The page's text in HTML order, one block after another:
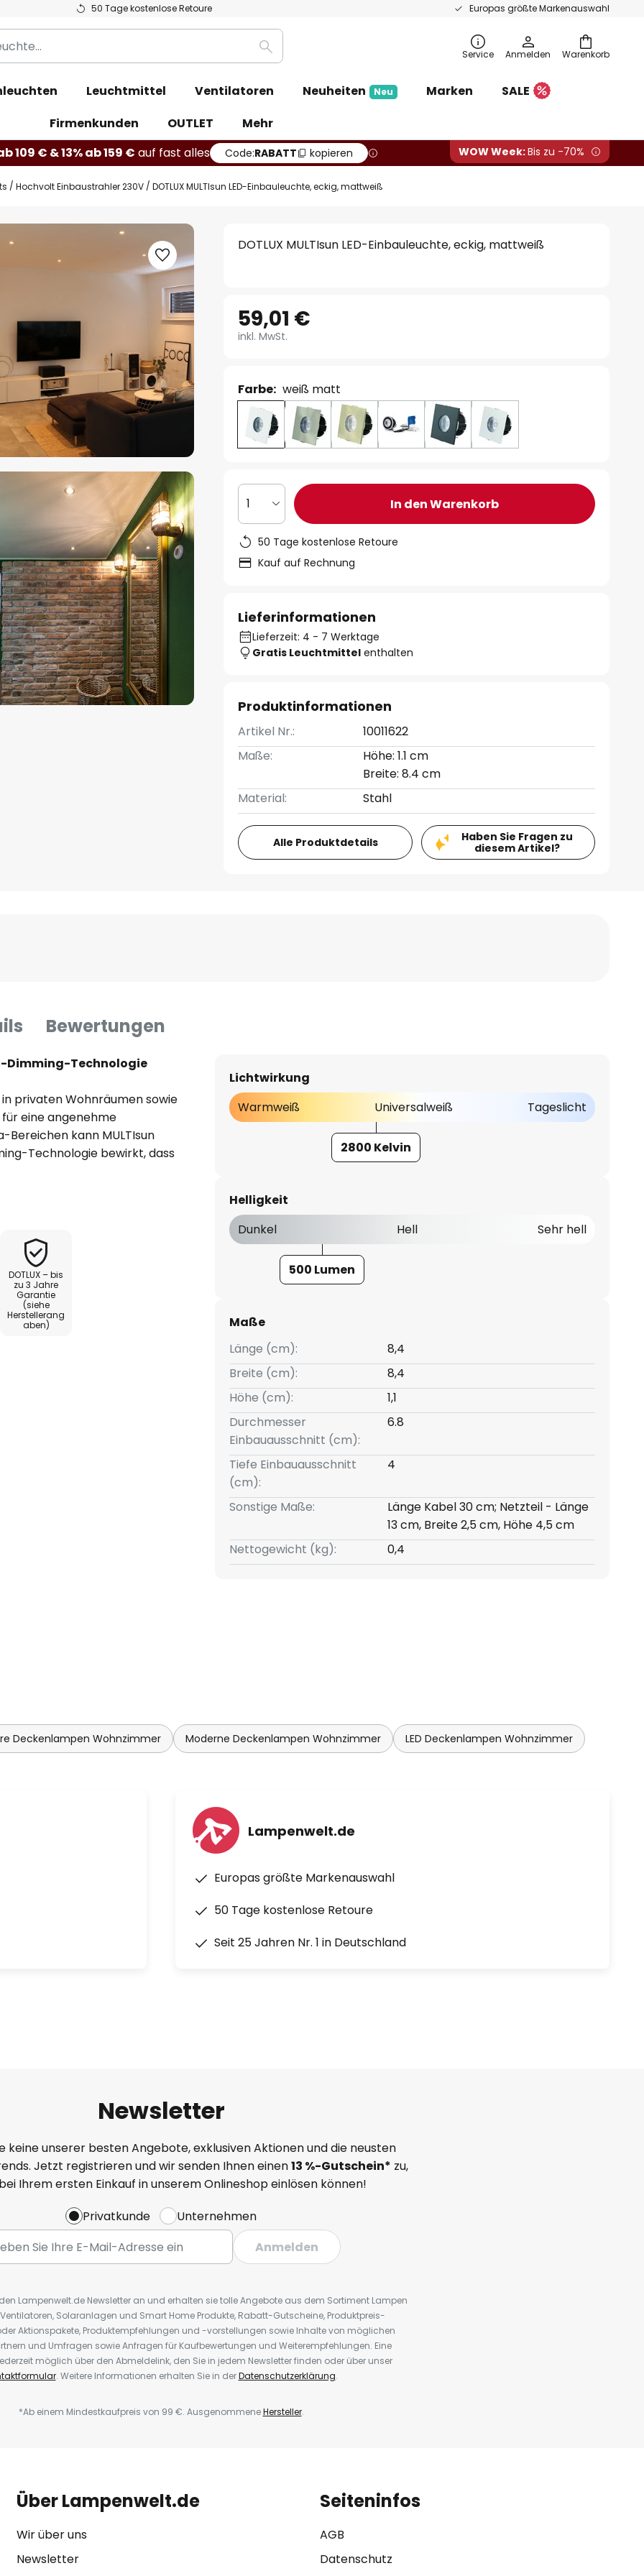
50 Tage kostenlose Retoure Europas größte Markenauswahl
Warenkorb
Suche Service Anmelden
Leuchtmittel Ventilatoren Neuheiten Neu Marken
SALE
Firmenkunden
OUTLET
Mehr
109 € & 13% ab 159 € auf fast alles Code:RABATT kopieren WOW Week:Bis zu -70%
Hochvolt Einbaustrahler 230V DOTLUX MULTIsun LED-Einbauleuchte, eckig, mattweiß
DOTLUX MULTIsun LED-Einbauleuchte, eckig, mattweiß
59,01 €
inkl. MwSt.
Farbe: weiß matt
1 In den Warenkorb
50 Tage kostenlose Retoure
Kauf auf Rechnung
Lieferinformationen
Lieferzeit: 4 - 7 Werktage
Gratis Leuchtmittel enthalten
Produktinformationen
Artikel Nr.:
10011622
Maße:
Höhe: 1.1 cm
Breite: 8.4 cm
Material:
Stahl
Alle Produktdetails
Haben Sie Fragen zu
diesem Artikel?
Bewertungen
Dimming-Technologie
in privaten Wohnräumen sowie
eine angenehme
Bereichen kann MULTIsun
Technologie bewirkt, dass
Lichts weiter
um das Design des
Phasenabschnitt)
DOTLUX – bis
zu 3 Jahre
Garantie
(siehe
Herstellerang
aben)
Lichtwirkung
Warmweiß
Universalweiß Tageslicht
2800 Kelvin
Helligkeit
Dunkel
Hell Sehr hell
500 Lumen
Maße
Länge (cm):
8,4
Breite (cm):
8,4
Höhe (cm):
1,1
Durchmesser
Einbauausschnitt (cm):
6.8
Tiefe Einbauausschnitt
(cm):
4
Sonstige Maße:
Länge Kabel 30 cm; Netzteil - Länge
13 cm, Breite 2,5 cm, Höhe 4,5 cm
Nettogewicht (kg):
0,4
Deckenlampen Wohnzimmer Moderne Deckenlampen Wohnzimmer LED Deckenlampen Wohnzimmer
Lampenwelt.de
Europas größte Markenauswahl
50 Tage kostenlose Retoure
Seit 25 Jahren Nr. 1 in Deutschland
Newsletter
keine unserer besten Angebote, exklusiven Aktionen und die neusten
Jetzt registrieren und wir senden Ihnen einen13 %-Gutschein* zu,
Ihrem ersten Einkauf in unserem Onlineshop einlösen können!
Privatkunde
Unternehmen
Anmelden
Lampenwelt.de Newsletter an und erhalten sie tolle Angebote aus dem Sortiment Lampen
Solaranlagen und Smart Home Produkte, Rabatt-Gutscheine, Produktpreis-
Aktionspakete, Produktempfehlungen und -vorstellungen sowie Inhalte von möglichen
und Umfragen sowie Anfragen für Kaufbewertungen und Weiterempfehlungen. Eine
möglich über den Abmeldelink, den Sie in jedem Newsletter finden oder über unser
. Weitere Informationen erhalten Sie in derDatenschutzerklärung.
*Ab einem Mindestkaufpreis von 99 €. AusgenommeneHersteller.
Über Lampenwelt.de
Wir über uns
Newsletter
Seiteninfos
AGB
Datenschutz